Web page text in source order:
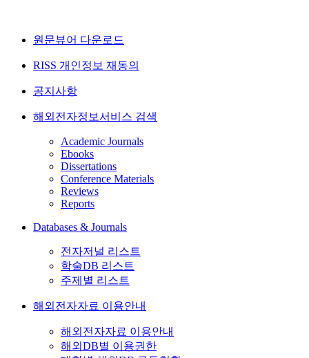
원문뷰어 다운로드
RISS 개인정보 재동의
공지사항
해외전자정보서비스 검색
Academic Journals
Ebooks
Dissertations
Conference Materials
Reviews
Reports
Databases & Journals
전자저널 리스트
학술DB 리스트
주제별 리스트
해외전자자료 이용안내
해외전자자료 이용안내
해외DB별 이용권한